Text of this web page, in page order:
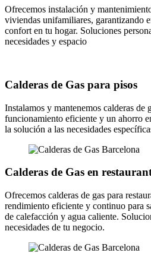
Ofrecemos instalación y
viviendas unifamiliares, garantizando
confort en tu hogar. Soluciones
necesidades y espacio
Calderas de Gas para pisos
Instalamos y mantenemos calderas de
funcionamiento eficiente y un ahorro
la solución a las necesidades
Calderas de Gas en
Ofrecemos calderas de gas para
rendimiento eficiente y continuo para
de calefacción y agua caliente.
necesidades de tu negocio.